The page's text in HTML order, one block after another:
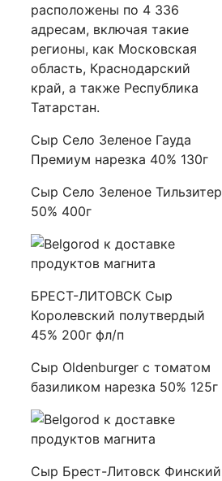
расположены по 4 336
адресам, включая такие
регионы, как Московская
область, Краснодарский
край, а также Республика
Татарстан.
Сыр Село Зеленое Гауда
Премиум нарезка 40% 130г
Сыр Село Зеленое Тильзитер
50% 400г
БРЕСТ-ЛИТОВСК Сыр
Королевский полутвердый
45% 200г фл/п
Сыр Oldenburger с томатом
базиликом нарезка 50% 125г
Сыр Брест-Литовск Финский